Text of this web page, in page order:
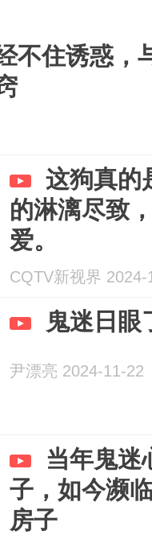
不住诱惑，
这狗真的
的淋漓尽致
爱。
CQTV新视界 2024-
鬼迷日眼
尹漂亮 2024-11-22
当年鬼迷
子，如今濒
房子